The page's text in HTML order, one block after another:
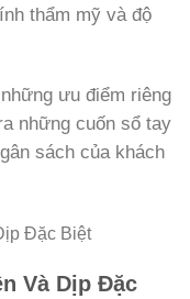
thẩm mỹ và độ
ưu điểm riêng
những cuốn sổ tay
sách của khách
Và Dịp Đặc